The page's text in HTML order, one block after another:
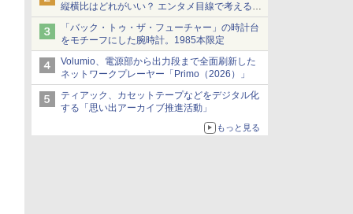
縦横比はどれがいい？ エンタメ目線で考える、
サムスン新「Galaxy Z Fold」
「バック・トゥ・ザ・フューチャー」の時計台
をモチーフにした腕時計。1985本限定
Volumio、電源部から出力段まで全面刷新した
ネットワークプレーヤー「Primo（2026）」
ティアック、カセットテープなどをデジタル化
する「思い出アーカイブ推進活動」
もっと見る